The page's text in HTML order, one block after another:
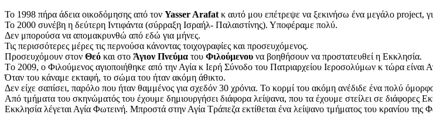
Το 1998 πήρα άδεια οικοδόμησης από τον Yasser Arafat κ αυτό μου επέτρεψε να ξεκινήσω ένα μεγάλο project,
Το 2000 συνέβη η δεύτερη Ιντιφάντα (σύρραξη Ισραήλ- Παλαιστίνης). Υποφέραμε πολύ.
Δεν μπορούσα να απομακρυνθώ από εδώ για μήνες.
Τις περισσότερες μέρες τις περνούσα κάνοντας τοιχογραφίες και προσευχόμενος.
Προσευχόμουν στον Θεό και στο Άγιον Πνεύμα του Φιλούμενου να βοηθήσουν να προστατευθεί η Εκκλησία.
Τo 2009, ο Φιλούμενος αγιοποιήθηκε από την Αγία κ Ιερή Σύνοδο του Πατριαρχείου Ιεροσολύμων κ τώρα είναι
Όταν του κάναμε εκταφή, το σώμα του ήταν ακόμη άθικτο.
Δεν είχε σαπίσει, παρόλο που ήταν θαμμένος για σχεδόν 30 χρόνια. Το κορμί του ακόμη ανέδιδε ένα πολύ
Από τμήματα του σκηνώματός του έχουμε δημιουργήσει διάφορα λείψανα, που τα έχουμε στείλει σε
Εκκλησία λέγεται Αγία Φωτεινή. Μπροστά στην Αγία Τράπεζα εκτίθεται ένα λείψανο τμήματος του κρανίου της